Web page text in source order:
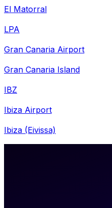
El Matorral
LPA
Gran Canaria Airport
Gran Canaria Island
IBZ
Ibiza Airport
Ibiza (Eivissa)